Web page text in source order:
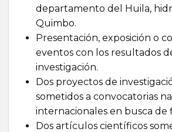
departamento del Huila,
Quimbo.
Presentación, exposición o
eventos con los resultados
investigación.
Dos proyectos de
sometidos a convocatorias
internacionales en busca de
Dos artículos científicos